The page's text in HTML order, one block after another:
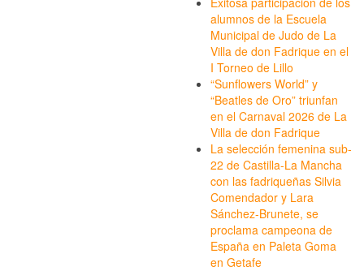
alumnos de la Escuela
Municipal de Judo de La
Villa de don Fadrique en el
I Torneo de Lillo
“Sunflowers World” y
“Beatles de Oro” triunfan
en el Carnaval 2026 de La
Villa de don Fadrique
La selección femenina sub-
22 de Castilla-La Mancha
con las fadriqueñas Silvia
Comendador y Lara
Sánchez-Brunete, se
proclama campeona de
España en Paleta Goma
en Getafe